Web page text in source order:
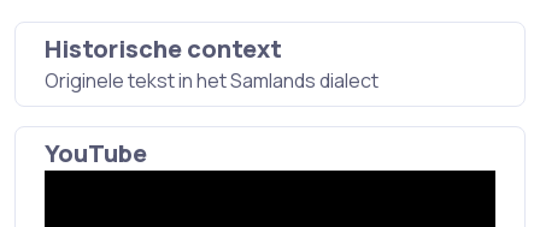
Historische context
Originele tekst in het Samlands dialect
YouTube